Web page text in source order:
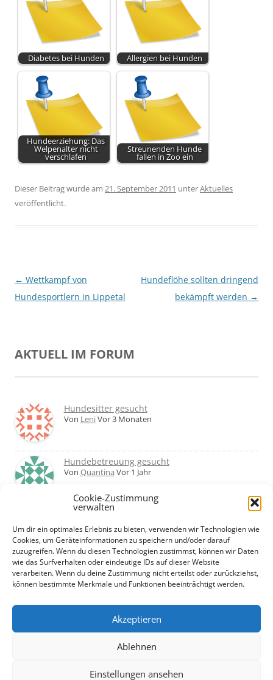
Cookie-Zustimmung
verwalten
Um dir ein optimales Erlebnis zu bieten, verwenden wir Technologien wie
Cookies, um Geräteinformationen zu speichern und/oder darauf
zuzugreifen. Wenn du diesen Technologien zustimmst, können wir Daten
wie das Surfverhalten oder eindeutige IDs auf dieser Website
verarbeiten. Wenn du deine Zustimmung nicht erteilst oder zurückziehst,
können bestimmte Merkmale und Funktionen beeinträchtigt werden.
Akzeptieren
Ablehnen
Einstellungen ansehen
Diabetes bei Hunden Allergien bei Hunden
Hundeerziehung: Das
Welpenalter nicht
verschlafen
Streunenden Hunde
fallen in Zoo ein
Dieser Beitrag wurde am 21. September 2011 unterAktuelles
veröffentlicht.
Beitragsnavigation
← Wettkampf von
Hundesportlern in Lippetal
Hundeflöhe sollten dringend
bekämpft werden →
AKTUELL IM FORUM
Hundesitter gesucht
Von LeniVor 3 Monaten
Hundebetreuung gesucht
Von Quantina Vor 1 Jahr
Was haltet ihr von Hundetagesstätten?
Erfahrungen?
VonMartin Vor 2 Jahren
Urlaub mit Hund... Tipps für hundefreundliche
Unterkünfte?
VonBeateVor 2 Jahren